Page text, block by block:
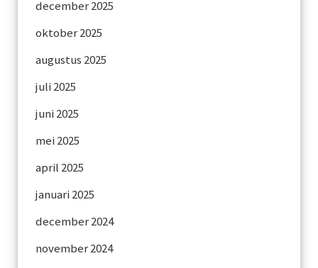
december 2025
oktober 2025
augustus 2025
juli 2025
juni 2025
mei 2025
april 2025
januari 2025
december 2024
november 2024